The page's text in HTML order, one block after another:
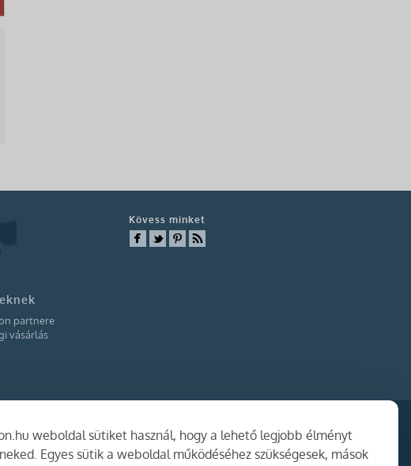
weboldal sütiket használ, hogy a lehető legjobb élményt
Egyes sütik a weboldal működéséhez szükségesek, mások
partnere
vásárlás
Kövess minket